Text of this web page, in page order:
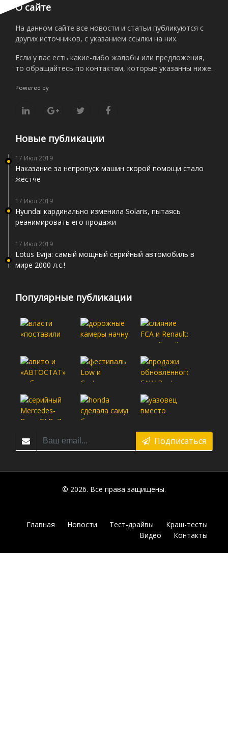
О сайте
На данном сайте все новости и статьи публикуются с
других источников, с указанием ссылки на них.
Если у вас есть какие-либо жалобы или предложения,
то обращайтесь по контактам, которые указанны ниже.
Powered by
Новые публикации
17 Июл 2019
Наказание за непропуск машин скорой помощи стало
жёстче
17 Июл 2019
Hyundai кардинально изменила Solaris, пытаясь
реанимировать его продажи
17 Июл 2019
Lotus Evija: самый мощный серийный автомобиль в
мире 2000 л.с.!
Популярные публикации
Подписаться
© 2026. Все права защищены.
Главная Новости Тест-драйвы
Краш-тесты
Видео
Контакты